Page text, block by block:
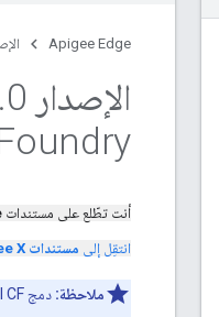
Apigee Edge
الإصدار 2 .0: ملاحظات إصدار تكامل Apigee Edge
أنت تطّلع على مستندات
انتقِل إلى مستندات Apigee X
ملاحظة: دمج Edge / Pivotal CF: